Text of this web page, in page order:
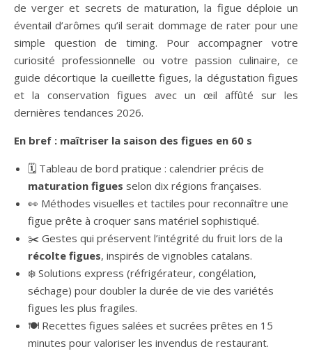
de verger et secrets de maturation, la figue déploie un
éventail d’arômes qu’il serait dommage de rater pour une
simple question de timing. Pour accompagner votre
curiosité professionnelle ou votre passion culinaire, ce
guide décortique la cueillette figues, la dégustation figues
et la conservation figues avec un œil affûté sur les
dernières tendances 2026.
En bref : maîtriser la saison des figues en 60 s
🗓️ Tableau de bord pratique : calendrier précis de
maturation figues selon dix régions françaises.
👀 Méthodes visuelles et tactiles pour reconnaître une
figue prête à croquer sans matériel sophistiqué.
✂️ Gestes qui préservent l’intégrité du fruit lors de la
récolte figues, inspirés de vignobles catalans.
❄️ Solutions express (réfrigérateur, congélation,
séchage) pour doubler la durée de vie des variétés
figues les plus fragiles.
🍽️ Recettes figues salées et sucrées prêtes en 15
minutes pour valoriser les invendus de restaurant.